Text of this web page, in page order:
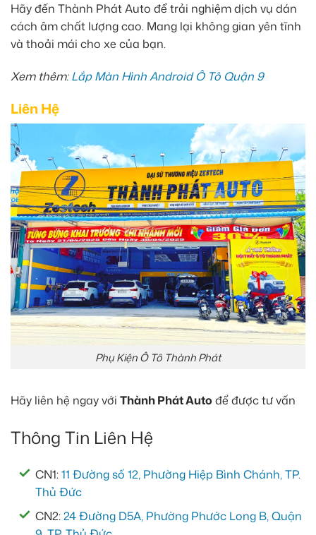
Hãy đến Thành Phát Auto để trải nghiệm dịch vụ dán
cách âm chất lượng cao. Mang lại không gian yên tĩnh
và thoải mái cho xe của bạn.
Xem thêm:Lắp Màn Hình Android Ô Tô Quận 9
Liên Hệ
Phụ Kiện Ô Tô Thành Phát
Hãy liên hệ ngay với Thành Phát Auto để được tư vấn
Thông Tin Liên Hệ
CN1:11 Đường số 12, Phường Hiệp Bình Chánh, TP.
Thủ Đức
CN2:24 Đường D5A, Phường Phước Long B, Quận